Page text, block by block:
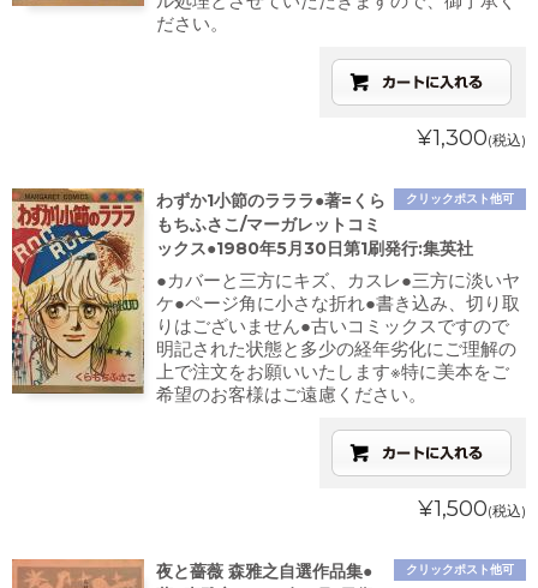
ださい。
¥1,300(税込)
クリックポスト他可
わずか1小節のラララ●著=くら
もちふさこ/マーガレットコミ
ックス●1980年5月30日第1刷発行:集英社
●カバーと三方にキズ、カスレ●三方に淡いヤ
ケ●ページ角に小さな折れ●書き込み、切り取
りはございません●古いコミックスですので
明記された状態と多少の経年劣化にご理解の
上で注文をお願いいたします※特に美本をご
希望のお客様はご遠慮ください。
¥1,500(税込)
クリックポスト他可
夜と薔薇 森雅之自選作品集●